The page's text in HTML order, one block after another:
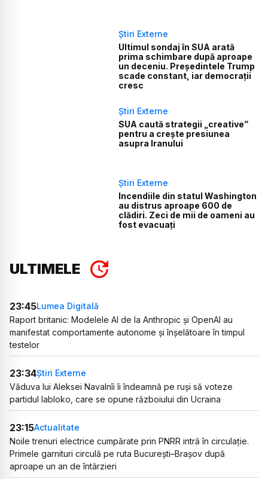
Știri Externe
Ultimul sondaj în SUA arată
prima schimbare după aproape
un deceniu. Președintele Trump
scade constant, iar democrații
cresc
Știri Externe
SUA caută strategii „creative”
pentru a crește presiunea
asupra Iranului
Știri Externe
Incendiile din statul Washington
au distrus aproape 600 de
clădiri. Zeci de mii de oameni au
fost evacuați
ULTIMELE
23:45Lumea Digitală
Raport britanic: Modelele AI de la Anthropic și OpenAI au
manifestat comportamente autonome și înșelătoare în timpul
testelor
23:34Știri Externe
Văduva lui Aleksei Navalnîi îi îndeamnă pe ruși să voteze
partidul Iabloko, care se opune războiului din Ucraina
23:15Actualitate
Noile trenuri electrice cumpărate prin PNRR intră în circulație.
Primele garnituri circulă pe ruta București–Brașov după
aproape un an de întârzieri